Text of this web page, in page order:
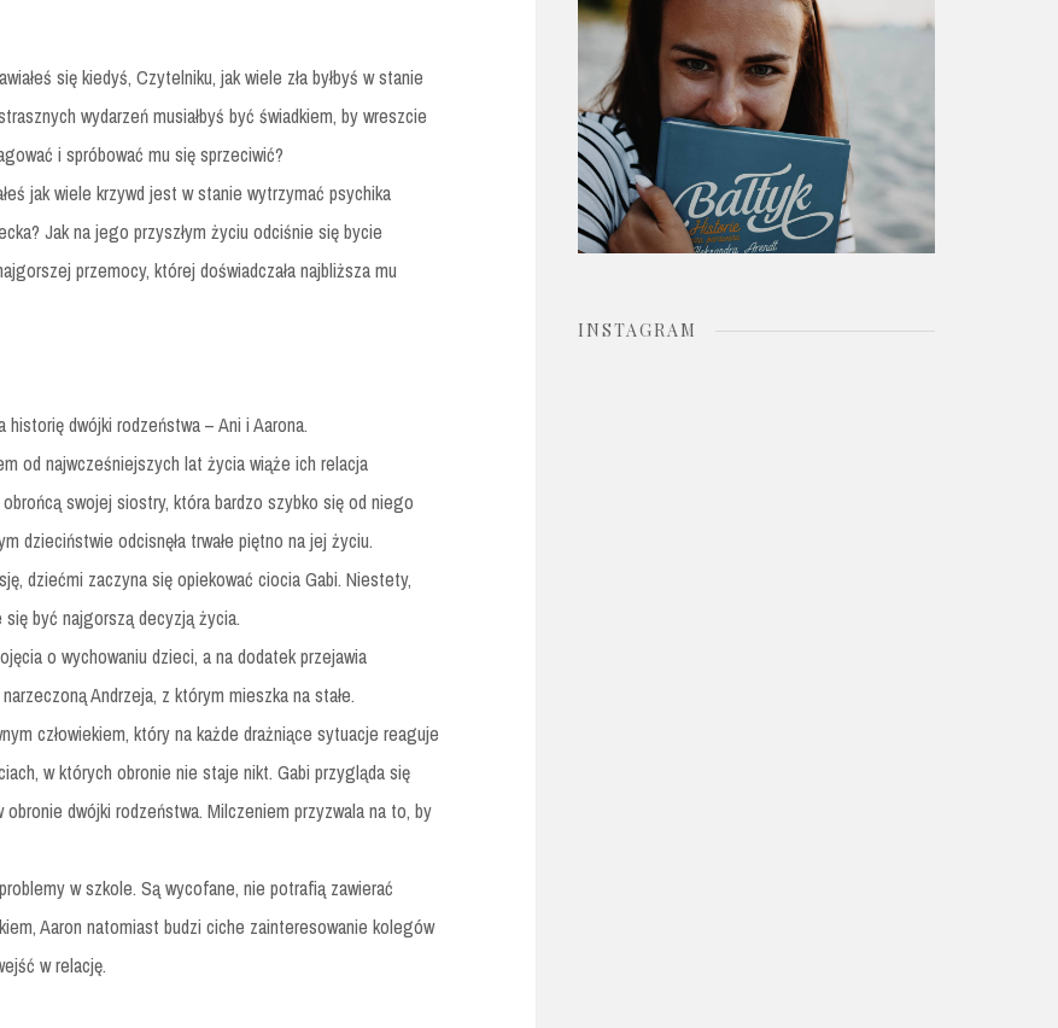
się kiedyś, Czytelniku, jak wiele zła byłbyś w stanie
wydarzeń musiałbyś być świadkiem, by wreszcie
i spróbować mu się sprzeciwić?
jak wiele krzywd jest w stanie wytrzymać psychika
Jak na jego przyszłym życiu odciśnie się bycie
przemocy, której doświadczała najbliższa mu
historię dwójki rodzeństwa – Ani i Aarona.
od najwcześniejszych lat życia wiąże ich relacja
swojej siostry, która bardzo szybko się od niego
dzieciństwie odcisnęła trwałe piętno na jej życiu.
dziećmi zaczyna się opiekować ciocia Gabi. Niestety,
być najgorszą decyzją życia.
o wychowaniu dzieci, a na dodatek przejawia
Andrzeja, z którym mieszka na stałe.
człowiekiem, który na każde drażniące sytuacje reaguje
w których obronie nie staje nikt. Gabi przygląda się
dwójki rodzeństwa. Milczeniem przyzwala na to, by
w szkole. Są wycofane, nie potrafią zawierać
Aaron natomiast budzi ciche zainteresowanie kolegów
w relację.
o
r
:
INSTAGRAM